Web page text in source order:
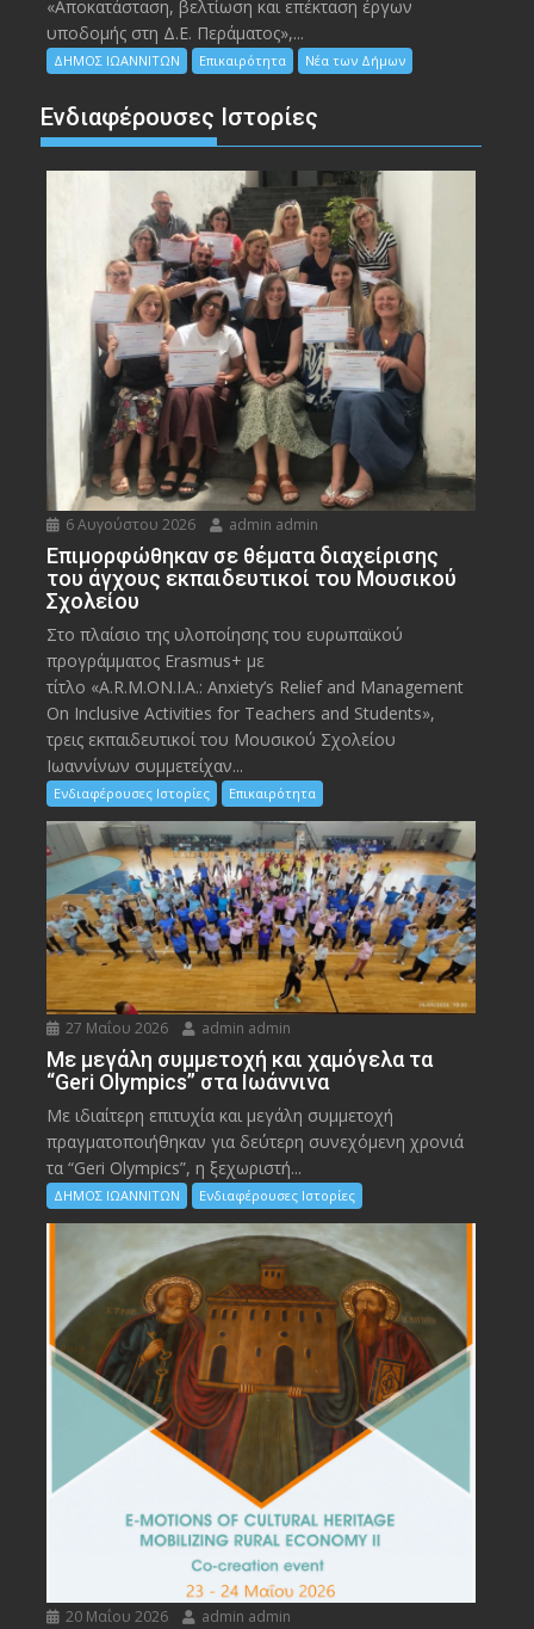
«Αποκατάσταση, βελτίωση και επέκταση έργων
υποδομής στη Δ.Ε. Περάματος»,...
ΔΗΜΟΣ ΙΩΑΝΝΙΤΩΝ Επικαιρότητα Νέα των Δήμων
Ενδιαφέρουσες Ιστορίες
6 Αυγούστου 2026 admin admin
Eπιμορφώθηκαν σε θέματα διαχείρισης
του άγχους εκπαιδευτικοί του Μουσικού
Σχολείου
Στο πλαίσιο της υλοποίησης του ευρωπαϊκού
προγράμματος Erasmus+ με
τίτλο «A.R.M.ON.I.A.: Anxiety’s Relief and Management
On Inclusive Activities for Teachers and Students»,
τρεις εκπαιδευτικοί του Μουσικού Σχολείου
Ιωαννίνων συμμετείχαν...
Ενδιαφέρουσες Ιστορίες Επικαιρότητα
27 Μαΐου 2026 admin admin
Με μεγάλη συμμετοχή και χαμόγελα τα
“Geri Olympics” στα Ιωάννινα
Με ιδιαίτερη επιτυχία και μεγάλη συμμετοχή
πραγματοποιήθηκαν για δεύτερη συνεχόμενη χρονιά
τα “Geri Olympics”, η ξεχωριστή...
ΔΗΜΟΣ ΙΩΑΝΝΙΤΩΝ Ενδιαφέρουσες Ιστορίες
20 Μαΐου 2026 admin admin